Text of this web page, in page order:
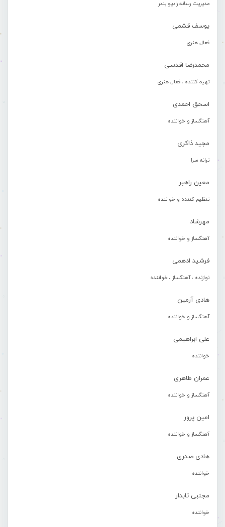
مدیریت رسانه رادیو بندر
یوسف قشمی
فعال هنری
محمدرضا اقدسی
تهیه کننده ، فعال هنری
اسحق احمدی
آهنگساز و خواننده
مجید ذاکری
ترانه سرا
معین راهبر
تنظیم کننده و خواننده
مهرشاد
آهنگساز و خواننده
فرشید ادهمی
نوازنده ، آهنگساز ، خواننده
هادی آرمین
آهنگساز و خواننده
علی ابراهیمی
خواننده
عمران طاهری
آهنگساز و خواننده
امین پرور
آهنگساز و خواننده
هادی صدری
خواننده
مجتبی تابدار
خواننده